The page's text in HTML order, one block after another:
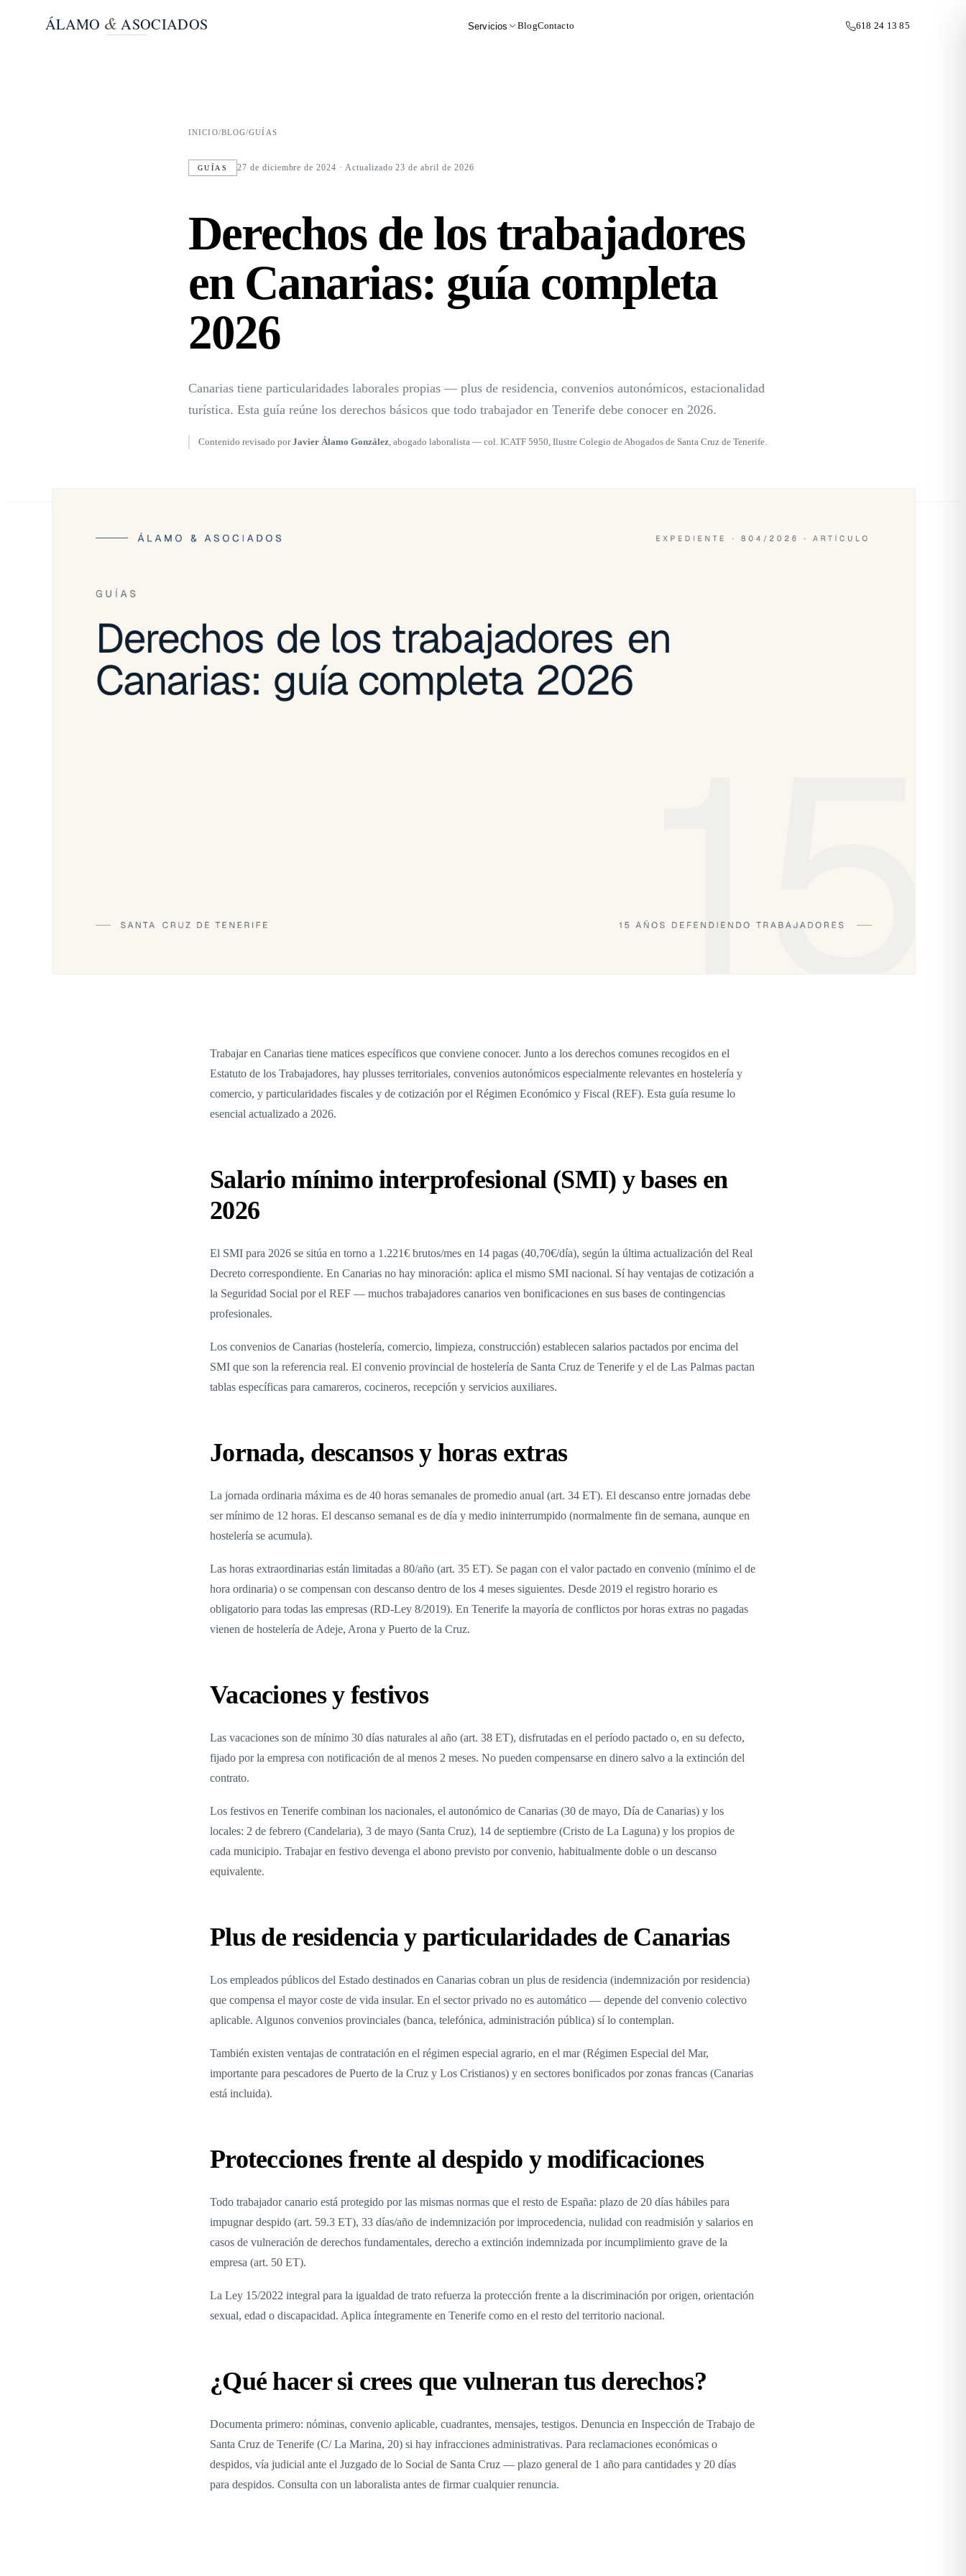
ÁLAMO & ASOCIADOS Servicios BlogContacto 618 24 13 85
INICIO/BLOG/GUÍAS
GUÍAS 27 de diciembre de 2024 · Actualizado 23 de abril de 2026
Derechos de los trabajadores
en Canarias: guía completa
2026
Canarias tiene particularidades laborales propias — plus de residencia, convenios autonómicos, estacionalidad
turística. Esta guía reúne los derechos básicos que todo trabajador en Tenerife debe conocer en 2026.
Contenido revisado porJavier Álamo González, abogado laboralista — col. ICATF 5950, Ilustre Colegio de Abogados de Santa Cruz de Tenerife.
Trabajar en Canarias tiene matices específicos que conviene conocer. Junto a los derechos comunes recogidos en el
Estatuto de los Trabajadores, hay plusses territoriales, convenios autonómicos especialmente relevantes en hostelería y
comercio, y particularidades fiscales y de cotización por el Régimen Económico y Fiscal (REF). Esta guía resume lo
esencial actualizado a 2026.
Salario mínimo interprofesional (SMI) y bases en
2026
El SMI para 2026 se sitúa en torno a 1.221€ brutos/mes en 14 pagas (40,70€/día), según la última actualización del Real
Decreto correspondiente. En Canarias no hay minoración: aplica el mismo SMI nacional. Sí hay ventajas de cotización a
la Seguridad Social por el REF — muchos trabajadores canarios ven bonificaciones en sus bases de contingencias
profesionales.
Los convenios de Canarias (hostelería, comercio, limpieza, construcción) establecen salarios pactados por encima del
SMI que son la referencia real. El convenio provincial de hostelería de Santa Cruz de Tenerife y el de Las Palmas pactan
tablas específicas para camareros, cocineros, recepción y servicios auxiliares.
Jornada, descansos y horas extras
La jornada ordinaria máxima es de 40 horas semanales de promedio anual (art. 34 ET). El descanso entre jornadas debe
ser mínimo de 12 horas. El descanso semanal es de día y medio ininterrumpido (normalmente fin de semana, aunque en
hostelería se acumula).
Las horas extraordinarias están limitadas a 80/año (art. 35 ET). Se pagan con el valor pactado en convenio (mínimo el de
hora ordinaria) o se compensan con descanso dentro de los 4 meses siguientes. Desde 2019 el registro horario es
obligatorio para todas las empresas (RD-Ley 8/2019). En Tenerife la mayoría de conflictos por horas extras no pagadas
vienen de hostelería de Adeje, Arona y Puerto de la Cruz.
Vacaciones y festivos
Las vacaciones son de mínimo 30 días naturales al año (art. 38 ET), disfrutadas en el período pactado o, en su defecto,
fijado por la empresa con notificación de al menos 2 meses. No pueden compensarse en dinero salvo a la extinción del
contrato.
Los festivos en Tenerife combinan los nacionales, el autonómico de Canarias (30 de mayo, Día de Canarias) y los
locales: 2 de febrero (Candelaria), 3 de mayo (Santa Cruz), 14 de septiembre (Cristo de La Laguna) y los propios de
cada municipio. Trabajar en festivo devenga el abono previsto por convenio, habitualmente doble o un descanso
equivalente.
Plus de residencia y particularidades de Canarias
Los empleados públicos del Estado destinados en Canarias cobran un plus de residencia (indemnización por residencia)
que compensa el mayor coste de vida insular. En el sector privado no es automático — depende del convenio colectivo
aplicable. Algunos convenios provinciales (banca, telefónica, administración pública) sí lo contemplan.
También existen ventajas de contratación en el régimen especial agrario, en el mar (Régimen Especial del Mar,
importante para pescadores de Puerto de la Cruz y Los Cristianos) y en sectores bonificados por zonas francas (Canarias
está incluida).
Protecciones frente al despido y modificaciones
Todo trabajador canario está protegido por las mismas normas que el resto de España: plazo de 20 días hábiles para
impugnar despido (art. 59.3 ET), 33 días/año de indemnización por improcedencia, nulidad con readmisión y salarios en
casos de vulneración de derechos fundamentales, derecho a extinción indemnizada por incumplimiento grave de la
empresa (art. 50 ET).
La Ley 15/2022 integral para la igualdad de trato refuerza la protección frente a la discriminación por origen, orientación
sexual, edad o discapacidad. Aplica íntegramente en Tenerife como en el resto del territorio nacional.
¿Qué hacer si crees que vulneran tus derechos?
Documenta primero: nóminas, convenio aplicable, cuadrantes, mensajes, testigos. Denuncia en Inspección de Trabajo de
Santa Cruz de Tenerife (C/ La Marina, 20) si hay infracciones administrativas. Para reclamaciones económicas o
despidos, vía judicial ante el Juzgado de lo Social de Santa Cruz — plazo general de 1 año para cantidades y 20 días
para despidos. Consulta con un laboralista antes de firmar cualquier renuncia.